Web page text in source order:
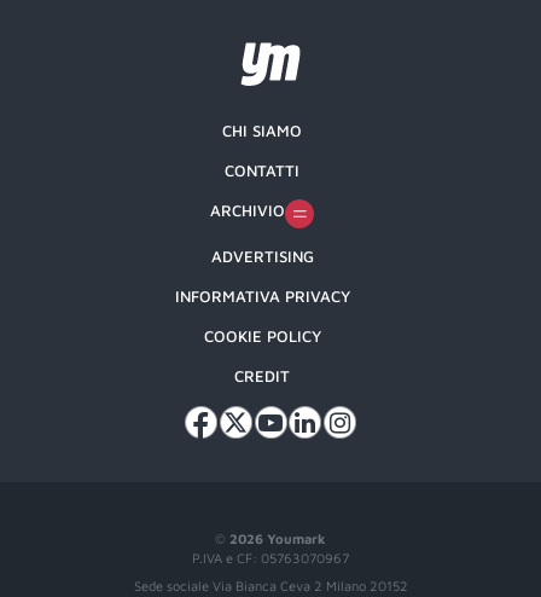
© 2026 Youmark
P.IVA e CF: 05763070967
Sede sociale Via Bianca Ceva 2 Milano 20152
CHI SIAMO
CONTATTI
ARCHIVIO
ADVERTISING
INFORMATIVA PRIVACY
COOKIE POLICY
CREDIT